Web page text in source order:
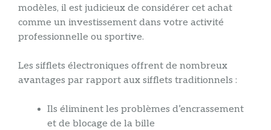
modèles, il est judicieux de considérer cet achat
comme un investissement dans votre activité
professionnelle ou sportive.
Les sifflets électroniques offrent de nombreux
avantages par rapport aux sifflets traditionnels :
Ils éliminent les problèmes d’encrassement
et de blocage de la bille